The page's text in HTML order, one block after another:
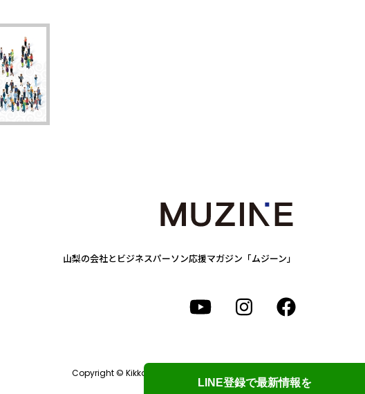
山梨の会社とビジネスパーソン応援マガジン「ムジーン」
Copyright © Kikkake Design Labo. All Rights Reserved.
LINE登録で最新情報を